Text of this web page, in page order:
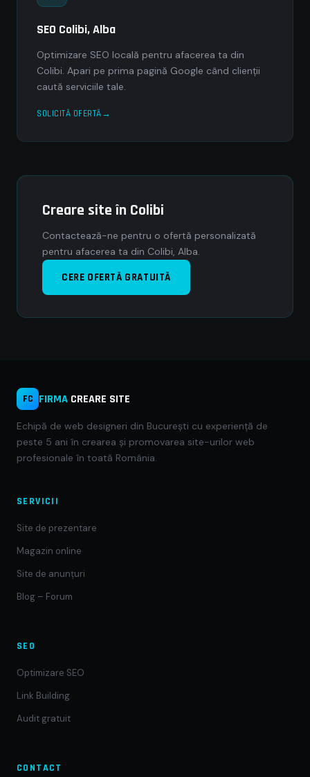
SEO Colibi, Alba
Optimizare SEO locală pentru afacerea ta din
Colibi. Apari pe prima pagină Google când clienții
caută serviciile tale.
SOLICITĂ OFERTĂ
Creare site în Colibi
Contactează-ne pentru o ofertă personalizată
pentru afacerea ta din Colibi, Alba.
CERE OFERTĂ GRATUITĂ
FC FIRMA CREARE SITE
Echipă de web designeri din București cu experiență de
peste 5 ani în crearea și promovarea site-urilor web
profesionale în toată România.
SERVICII
Site de prezentare
Magazin online
Site de anunțuri
Blog – Forum
SEO
Optimizare SEO
Link Building
Audit gratuit
CONTACT